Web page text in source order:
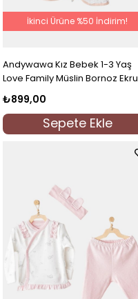
Andywawa Kız Bebek 1-3 Yaş
Love Family Müslin Bornoz Ekru
₺899,00
Sepete Ekle
İkinci Ürüne %50 İndirim!